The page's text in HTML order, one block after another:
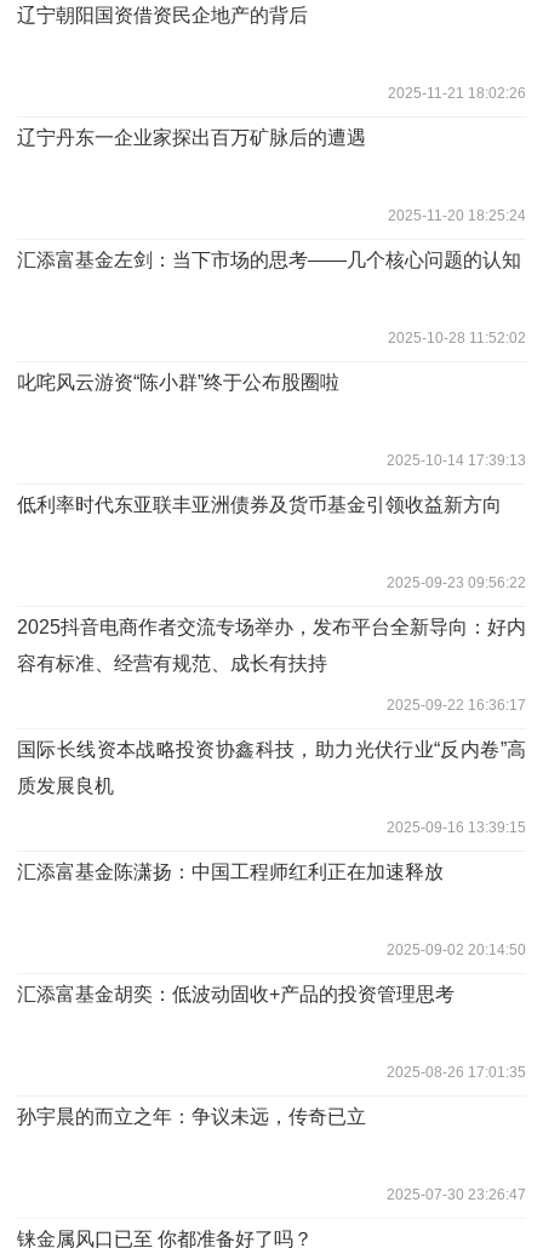
辽宁朝阳国资借资民企地产的背后
2025-11-21 18:02:26
辽宁丹东一企业家探出百万矿脉后的遭遇
2025-11-20 18:25:24
汇添富基金左剑：当下市场的思考——几个核心问题的认知
2025-10-28 11:52:02
叱咤风云游资“陈小群”终于公布股圈啦
2025-10-14 17:39:13
低利率时代东亚联丰亚洲债券及货币基金引领收益新方向
2025-09-23 09:56:22
2025抖音电商作者交流专场举办，发布平台全新导向：好内
容有标准、经营有规范、成长有扶持
2025-09-22 16:36:17
国际长线资本战略投资协鑫科技，助力光伏行业“反内卷”高
质发展良机
2025-09-16 13:39:15
汇添富基金陈潇扬：中国工程师红利正在加速释放
2025-09-02 20:14:50
汇添富基金胡奕：低波动固收+产品的投资管理思考
2025-08-26 17:01:35
孙宇晨的而立之年：争议未远，传奇已立
2025-07-30 23:26:47
铼金属风口已至 你都准备好了吗？